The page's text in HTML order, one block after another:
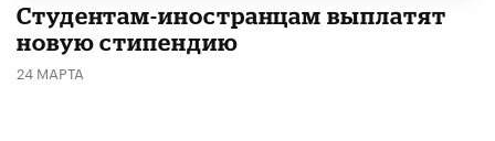
Студентам-иностранцам выплатят
новую стипендию
24 МАРТА